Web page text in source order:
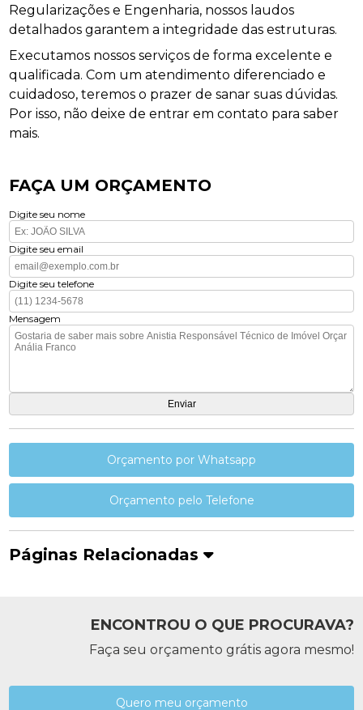
Regularizações e Engenharia, nossos laudos
detalhados garantem a integridade das estruturas.
Executamos nossos serviços de forma excelente e
qualificada. Com um atendimento diferenciado e
cuidadoso, teremos o prazer de sanar suas dúvidas.
Por isso, não deixe de entrar em contato para saber
mais.
FAÇA UM ORÇAMENTO
Digite seu nome
Digite seu email
Digite seu telefone
Mensagem
Orçamento por Whatsapp
Orçamento pelo Telefone
Páginas Relacionadas
ENCONTROU O QUE PROCURAVA?
Faça seu orçamento grátis agora mesmo!
Quero meu orçamento